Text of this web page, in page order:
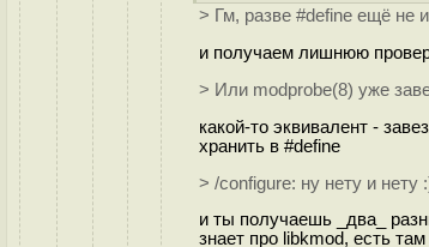
> Гм, разве #define ещё не
и получаем лишнюю
> Или modprobe(8) уже
какой-то эквивалент -
хранить в #define
> /configure: ну нету и нету
и ты получаешь _два_
знает про libkmod, есть